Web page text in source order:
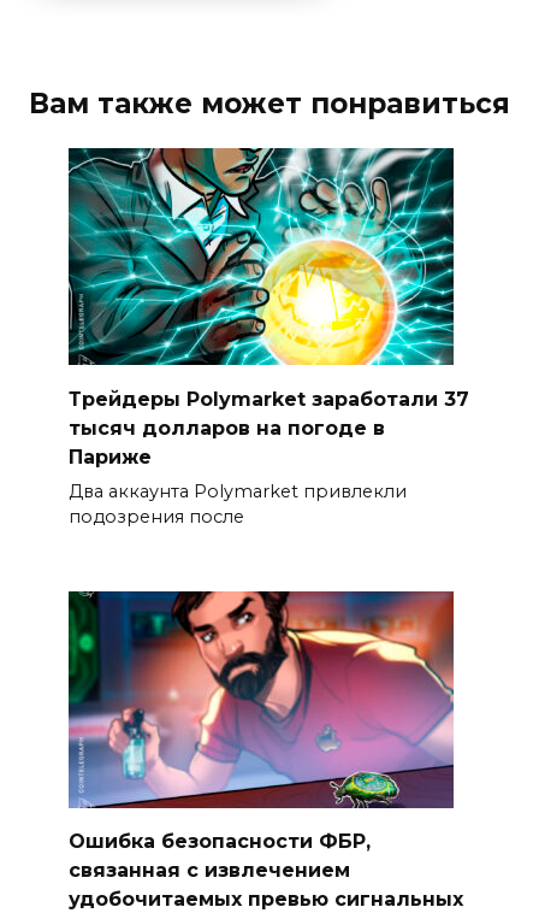
Вам также может понравиться
Трейдеры Polymarket заработали 37
тысяч долларов на погоде в
Париже
Два аккаунта Polymarket привлекли
подозрения после
Ошибка безопасности ФБР,
связанная с извлечением
удобочитаемых превью сигнальных